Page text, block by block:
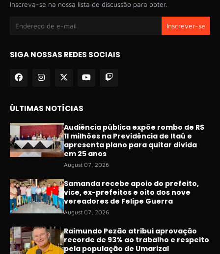
Inscreva-se na nossa lista de discussão para obter.
SIGA NOSSAS REDES SOCIAIS
ÚLTIMAS NOTÍCIAS
Audiência pública expõe rombo de R$
11 milhões na Previdência de Itaú e
apresenta plano para quitar dívida
em 25 anos
August 07, 2026
Samanda recebe apoio do prefeito,
vice, ex-prefeitos e oito dos nove
vereadores de Felipe Guerra
August 07, 2026
Raimundo Pezão atribui aprovação
recorde de 93% ao trabalho e respeito
pela população de Umarizal